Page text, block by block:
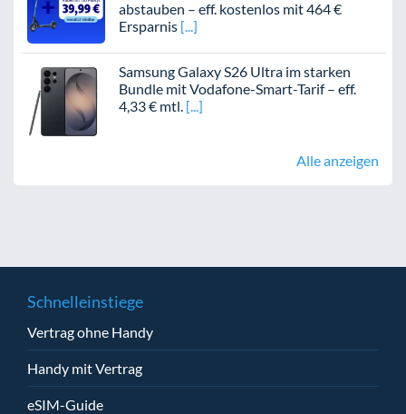
abstauben – eff. kostenlos mit 464 €
Ersparnis
Samsung Galaxy S26 Ultra im starken
Bundle mit Vodafone-Smart-Tarif – eff.
4,33 € mtl.
Alle anzeigen
Schnelleinstiege
Vertrag ohne Handy
Handy mit Vertrag
eSIM-Guide